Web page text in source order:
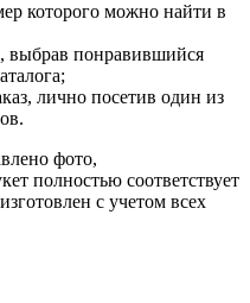
которого можно найти в
выбрав понравившийся
лично посетив один из
фото,
полностью соответствует
с учетом всех